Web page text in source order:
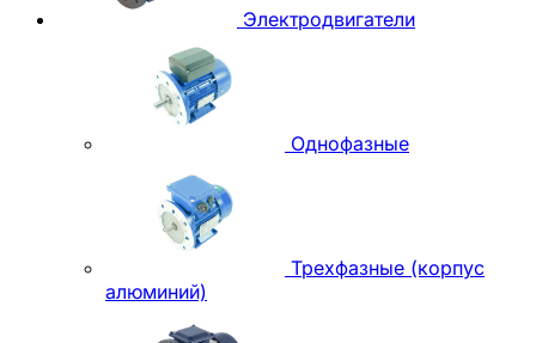
Электродвигатели
Однофазные
Трехфазные (корпус
алюминий)